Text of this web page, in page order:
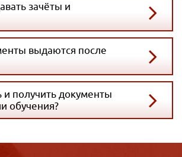
зачёты и
выдаются после
и получить документы
обучения?